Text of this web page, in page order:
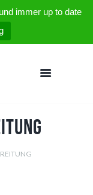
immer up to date